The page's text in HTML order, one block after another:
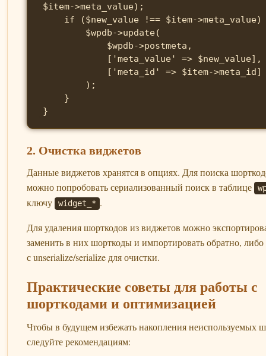
$item->meta_value);
}
2. Очистка виджетов
Данные виджетов хранятся в опциях. Для поиска
можно попробовать сериализованный поиск в таблице
ключу widget_* .
Для удаления шорткодов из виджетов можно
заменить в них шорткоды и импортировать обратно, либо
с unserialize/serialize для очистки.
Практические советы для работы с
шорткодами и оптимизацией
Чтобы в будущем избежать накопления неиспользуемых
следуйте рекомендациям: